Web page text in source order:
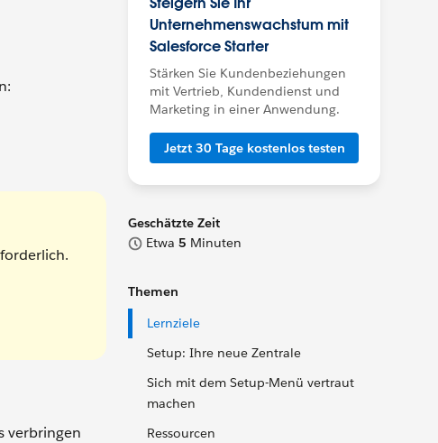
Unternehmenswachstum mit
Salesforce Starter
Stärken Sie Kundenbeziehungen
mit Vertrieb, Kundendienst und
Marketing in einer Anwendung.
Jetzt 30 Tage kostenlos testen
Geschätzte Zeit
Etwa 5 Minuten
Themen
Lernziele
Setup: Ihre neue Zentrale
Sich mit dem Setup-Menü vertraut
machen
Ressourcen
verbringen